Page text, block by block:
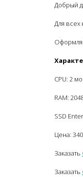
Добрый
Для всех
CPU: 2
RAM:
SSD
Цена:
Заказать
Заказать